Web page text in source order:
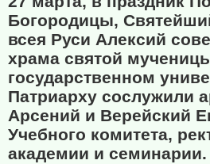
Богородицы,
всея Руси Алексий
храма святой
государственном
Патриарху сослужили
Арсений и Верейский
Учебного комитета,
академии и семинарии.